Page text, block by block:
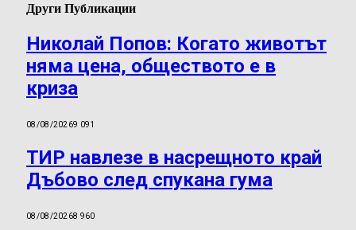
Други Публикации
Николай Попов: Когато животът
няма цена, обществото е в
криза
08/08/20269 091
ТИР навлезе в насрещното край
Дъбово след спукана гума
08/08/20268 960